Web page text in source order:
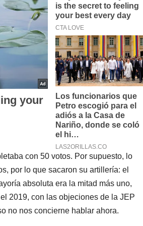
con 50 votos. Por supuesto, lo
por lo que sacaron su artillería: el
absoluta era la mitad más uno,
2019, con las objeciones de la JEP
no nos concierne hablar ahora.